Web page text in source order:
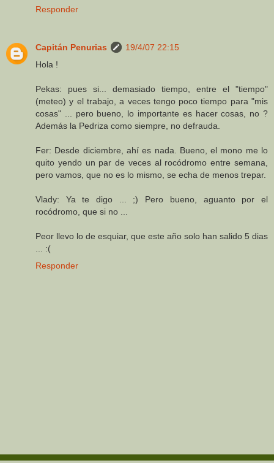
Responder
Capitán Penurias
19/4/07 22:15
Hola !
Pekas: pues si... demasiado tiempo, entre el "tiempo"
(meteo) y el trabajo, a veces tengo poco tiempo para "mis
cosas" ... pero bueno, lo importante es hacer cosas, no ?
Además la Pedriza como siempre, no defrauda.
Fer: Desde diciembre, ahí es nada. Bueno, el mono me lo
quito yendo un par de veces al rocódromo entre semana,
pero vamos, que no es lo mismo, se echa de menos trepar.
Vlady: Ya te digo ... ;) Pero bueno, aguanto por el
rocódromo, que si no ...
Peor llevo lo de esquiar, que este año solo han salido 5 dias
... :(
Responder